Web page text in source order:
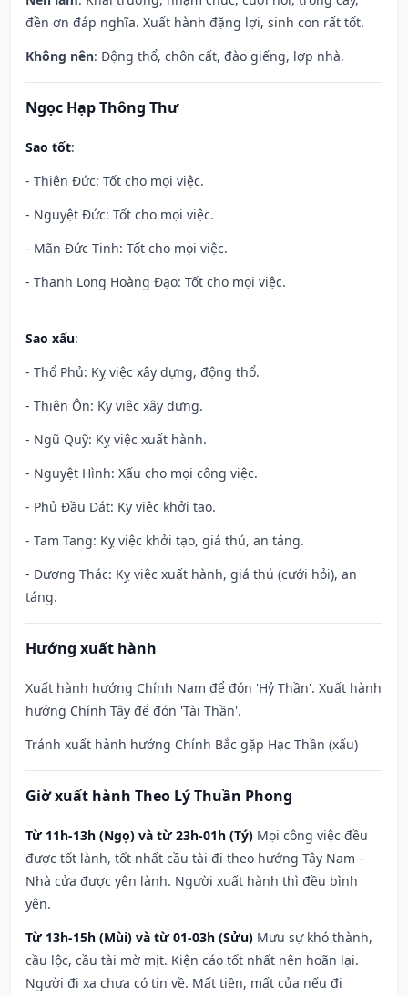
đền ơn đáp nghĩa. Xuất hành đặng lợi, sinh con rất tốt.
Không nên: Động thổ, chôn cất, đào giếng, lợp nhà.
Ngọc Hạp Thông Thư
Sao tốt:
- Thiên Đức: Tốt cho mọi việc.
- Nguyệt Đức: Tốt cho mọi việc.
- Mãn Đức Tinh: Tốt cho mọi việc.
- Thanh Long Hoàng Đạo: Tốt cho mọi việc.
Sao xấu:
- Thổ Phủ: Kỵ việc xây dựng, động thổ.
- Thiên Ôn: Kỵ việc xây dựng.
- Ngũ Quỹ: Kỵ việc xuất hành.
- Nguyệt Hình: Xấu cho mọi công việc.
- Phủ Đầu Dát: Kỵ việc khởi tạo.
- Tam Tang: Kỵ việc khởi tạo, giá thú, an táng.
- Dương Thác: Kỵ việc xuất hành, giá thú (cưới hỏi), an
táng.
Hướng xuất hành
Xuất hành hướng Chính Nam để đón 'Hỷ Thần'. Xuất hành
hướng Chính Tây để đón 'Tài Thần'.
Tránh xuất hành hướng Chính Bắc gặp Hạc Thần (xấu)
Giờ xuất hành Theo Lý Thuần Phong
Từ 11h-13h (Ngọ) và từ 23h-01h (Tý) Mọi công việc đều
được tốt lành, tốt nhất cầu tài đi theo hướng Tây Nam –
Nhà cửa được yên lành. Người xuất hành thì đều bình
yên.
Từ 13h-15h (Mùi) và từ 01-03h (Sửu) Mưu sự khó thành,
cầu lộc, cầu tài mờ mịt. Kiện cáo tốt nhất nên hoãn lại.
Người đi xa chưa có tin về. Mất tiền, mất của nếu đi